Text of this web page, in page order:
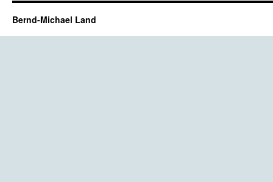
Bernd-Michael Land